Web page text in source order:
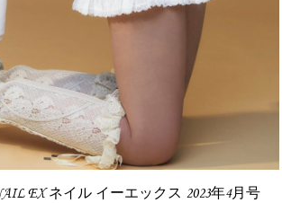
EX ネイル イーエックス 2023年4月号